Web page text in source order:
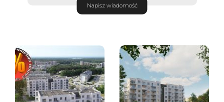
Napisz wiadomość